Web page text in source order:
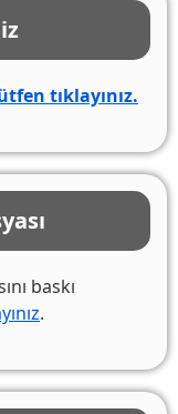
tıklayınız.
baskı
.